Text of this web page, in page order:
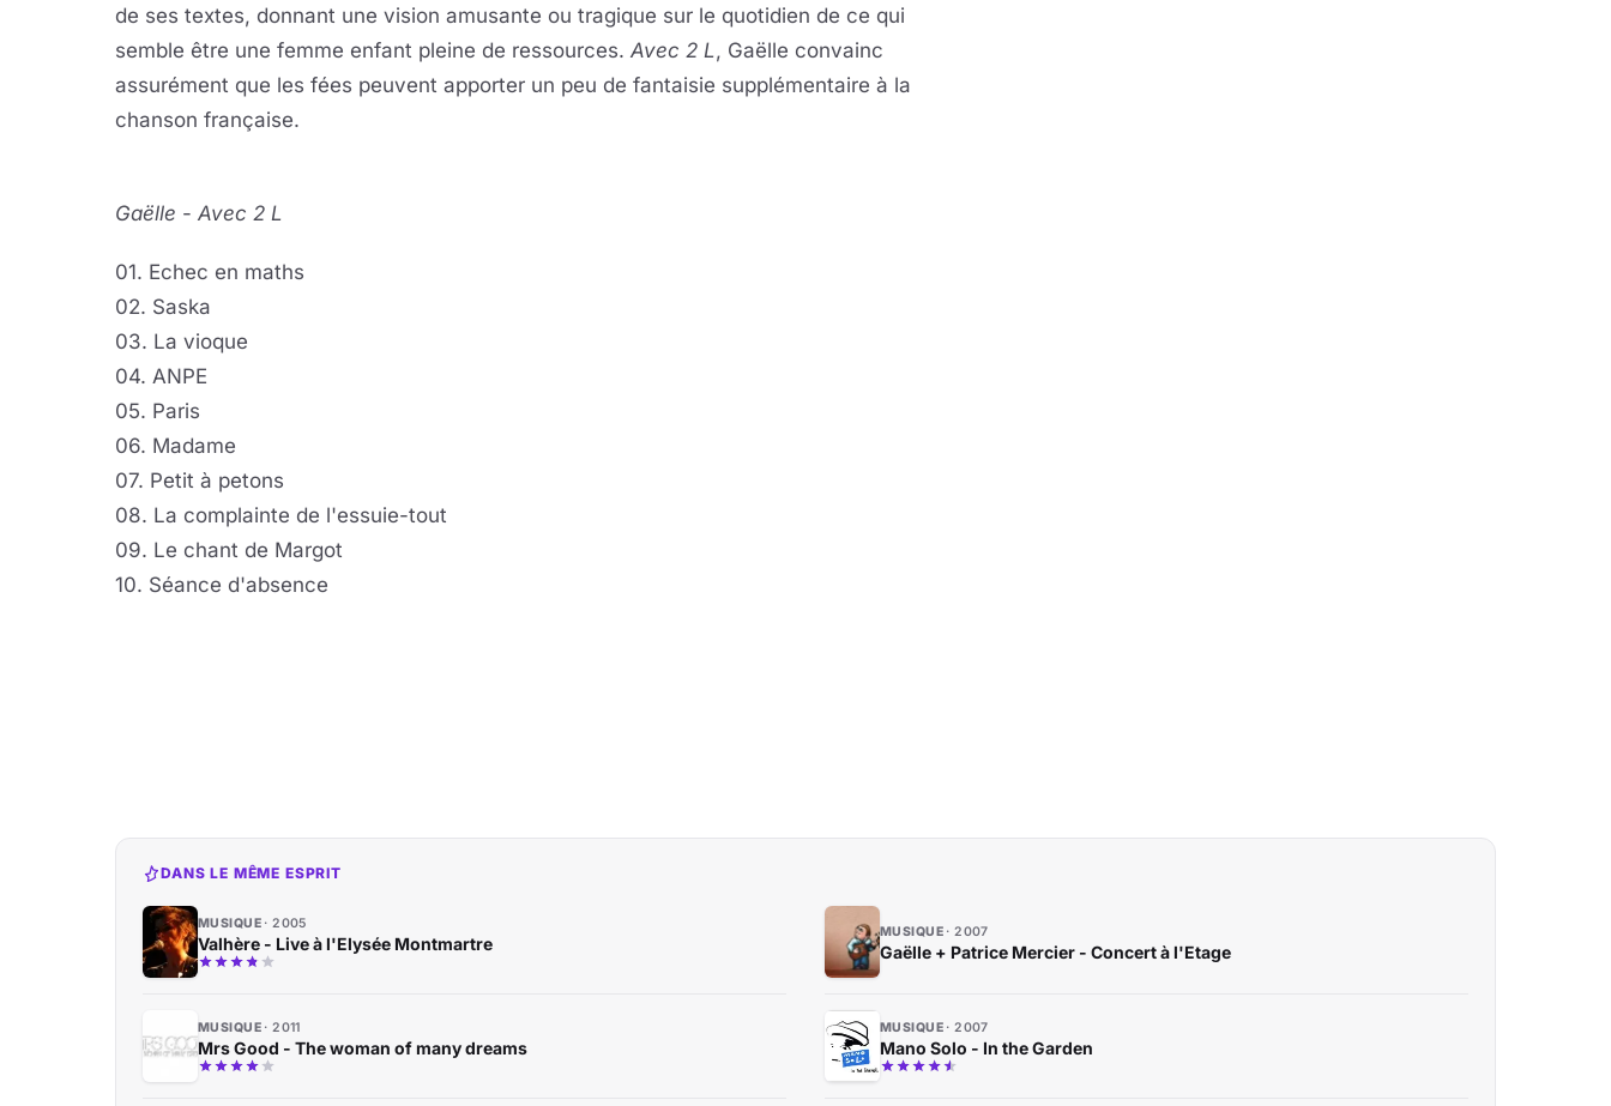
de ses textes, donnant une vision amusante ou tragique sur le quotidien de ce qui
semble être une femme enfant pleine de ressources. Avec 2 L, Gaëlle convainc
assurément que les fées peuvent apporter un peu de fantaisie supplémentaire à la
chanson française.
Gaëlle - Avec 2 L
01. Echec en maths
02. Saska
03. La vioque
04. ANPE
05. Paris
06. Madame
07. Petit à petons
08. La complainte de l'essuie-tout
09. Le chant de Margot
10. Séance d'absence
DANS LE MÊME ESPRIT
MUSIQUE 2005
Valhère - Live à l'Elysée Montmartre
MUSIQUE 2007
Gaëlle + Patrice Mercier - Concert à l'Etage
MUSIQUE 2011
Mrs Good - The woman of many dreams
MUSIQUE 2007
Mano Solo - In the Garden